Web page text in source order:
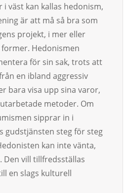
väst kan kallas hedonism,
är att må så bra som
projekt, i mer eller
Hedonismen
för sin sak, trots att
en ibland aggressiv
bara visa upp sina varor,
metoder. Om
sipprar in i
gudstjänsten steg för steg
kan inte vänta,
Den vill tillfredsställas
en slags kulturell